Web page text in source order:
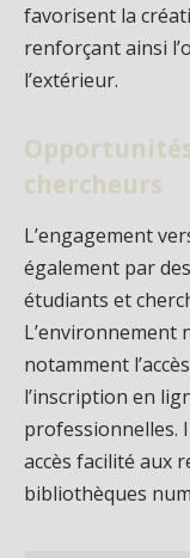
favorisent la
renforçant ainsi
l’extérieur.
chercheurs
L’engagement
également par
étudiants et
L’environnement
notamment
l’inscription en
professionnelles.
accès facilité aux
bibliothèques